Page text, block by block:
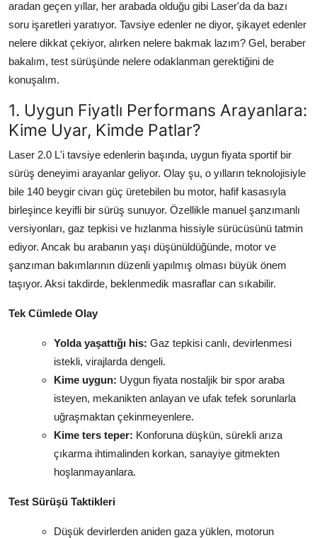
aradan geçen yıllar, her arabada olduğu gibi Laser'da da bazı
soru işaretleri yaratıyor. Tavsiye edenler ne diyor, şikayet edenler
nelere dikkat çekiyor, alırken nelere bakmak lazım? Gel, beraber
bakalım, test sürüşünde nelere odaklanman gerektiğini de
konuşalım.
1. Uygun Fiyatlı Performans Arayanlara:
Kime Uyar, Kimde Patlar?
Laser 2.0 L'i tavsiye edenlerin başında, uygun fiyata sportif bir
sürüş deneyimi arayanlar geliyor. Olay şu, o yılların teknolojisiyle
bile 140 beygir civarı güç üretebilen bu motor, hafif kasasıyla
birleşince keyifli bir sürüş sunuyor. Özellikle manuel şanzımanlı
versiyonları, gaz tepkisi ve hızlanma hissiyle sürücüsünü tatmin
ediyor. Ancak bu arabanın yaşı düşünüldüğünde, motor ve
şanzıman bakımlarının düzenli yapılmış olması büyük önem
taşıyor. Aksi takdirde, beklenmedik masraflar can sıkabilir.
Tek Cümlede Olay
Yolda yaşattığı his: Gaz tepkisi canlı, devirlenmesi
istekli, virajlarda dengeli.
Kime uygun: Uygun fiyata nostaljik bir spor araba
isteyen, mekanikten anlayan ve ufak tefek sorunlarla
uğraşmaktan çekinmeyenlere.
Kime ters teper: Konforuna düşkün, sürekli arıza
çıkarma ihtimalinden korkan, sanayiye gitmekten
hoşlanmayanlara.
Test Sürüşü Taktikleri
Düşük devirlerden aniden gaza yüklen, motorun